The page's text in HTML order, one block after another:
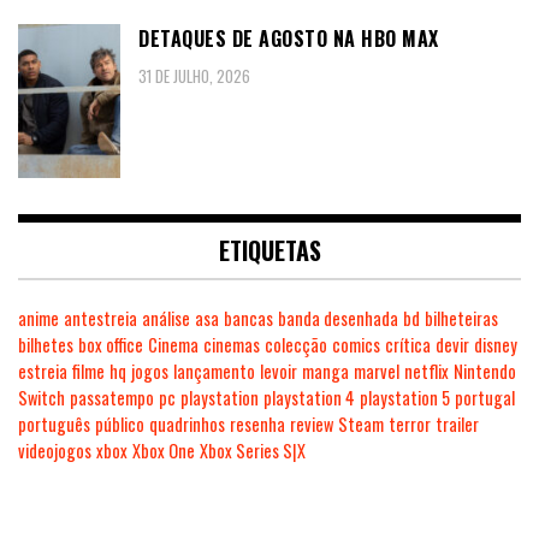
DETAQUES DE AGOSTO NA HBO MAX
31 DE JULHO, 2026
ETIQUETAS
anime antestreia análise asa bancas banda desenhada bd bilheteiras
bilhetes box office Cinema cinemas colecção comics crítica devir disney
estreia filme hq jogos lançamento levoir manga marvel netflix Nintendo
Switch passatempo pc playstation playstation 4 playstation 5 portugal
português público quadrinhos resenha review Steam terror trailer
videojogosxboxXbox One Xbox Series S|X